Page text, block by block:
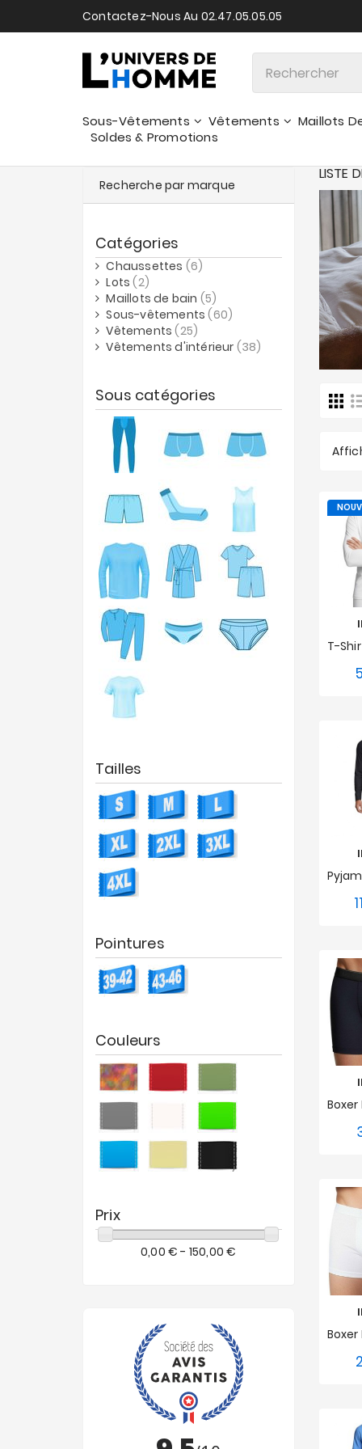
Contactez-Nous Au 02.47.05.05.05
Sous-Vêtements Vêtements
Maillots
Soldes & Promotions
Recherche par marque
Catégories
Chaussettes (6)
Lots(2)
Maillots de bain (5)
Sous-vêtements(60)
Vêtements(25)
Vêtements d'intérieur (38)
Sous catégories
Tailles
Pointures
Couleurs
Prix
0,00 € - 150,00 €
LISTE